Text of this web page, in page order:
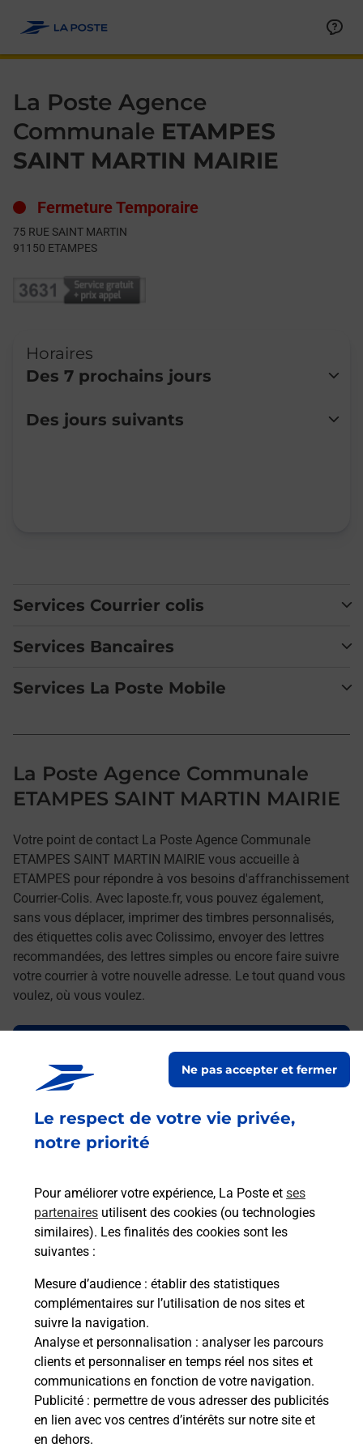
Le respect de votre vie privée,
notre priorité
Pour améliorer votre expérience, La Poste et ses
partenaires utilisent des cookies (ou technologies
similaires). Les finalités des cookies sont les
suivantes :
Mesure d’audience : établir des statistiques
complémentaires sur l’utilisation de nos sites et
suivre la navigation.
Analyse et personnalisation : analyser les parcours
clients et personnaliser en temps réel nos sites et
communications en fonction de votre navigation.
Publicité : permettre de vous adresser des publicités
en lien avec vos centres d’intérêts sur notre site et
en dehors.
Ne pas accepter et fermer
La Poste Agence
Communale ETAMPES
SAINT MARTIN MAIRIE
Fermeture Temporaire
75 RUE SAINT MARTIN
91150 ETAMPES
Horaires
Des 7 prochains jours
Lundi
Fermé
Des jours suivants
Services Courrier colis
Services Bancaires
Services La Poste Mobile
La Poste Agence Communale
ETAMPES SAINT MARTIN MAIRIE
Votre point de contact La Poste Agence Communale
ETAMPES SAINT MARTIN MAIRIE vous accueille à
ETAMPES pour répondre à vos besoins d'affranchissement
Courrier-Colis. Avec laposte.fr, vous pouvez également,
sans vous déplacer, imprimer des timbres personnalisés,
des étiquettes colis avec Colissimo, envoyer des lettres
recommandées, des lettres simples ou encore faire suivre
votre courrier à votre nouvelle adresse. Le tout quand vous
voulez, où vous voulez.
La Poste